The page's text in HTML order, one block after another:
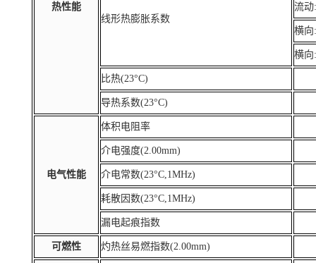
热性能
线形热膨胀系数
流动
横向
横向
比热(23°C)
导热系数(23°C)
电气性能
体积电阻率
介电强度(2.00mm)
介电常数(23°C,1MHz)
耗散因数(23°C,1MHz)
漏电起痕指数
可燃性 灼热丝易燃指数(2.00mm)